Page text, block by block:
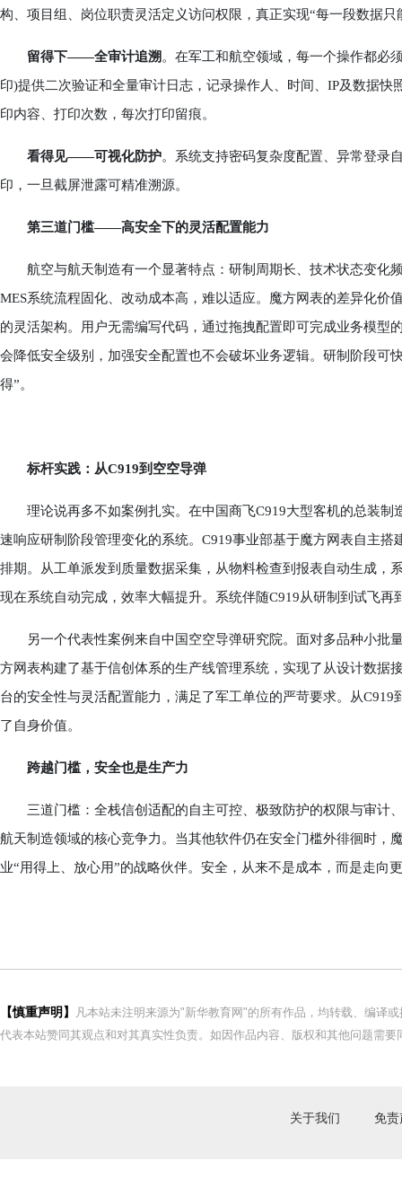
构、项目组、岗位职责灵活定义访问权限，真正实现“每一段数据只
留得下——全审计追溯 。在军工和航空领域，每一个操作都必
印)提供二次验证和全量审计日志，记录操作人、时间、IP及数据
印内容、打印次数，每次打印留痕。
看得见——可视化防护。系统支持密码复杂度配置、异常登录
印，一旦截屏泄露可精准溯源。
第三道门槛——高安全下的灵活配置能力
航空与航天制造有一个显著特点：研制周期长、技术状态变化
MES系统流程固化、改动成本高，难以适应。魔方网表的差异化
的灵活架构。用户无需编写代码，通过拖拽配置即可完成业务模
会降低安全级别，加强安全配置也不会破坏业务逻辑。研制阶段可
得”。
标杆实践：从C919到空空导弹
理论说再多不如案例扎实。在中国商飞C919大型客机的总装制
速响应研制阶段管理变化的系统。C919事业部基于魔方网表自主
排期。从工单派发到质量数据采集，从物料检查到报表自动生成，
现在系统自动完成，效率大幅提升。系统伴随C919从研制到试飞再
另一个代表性案例来自中国空空导弹研究院。面对多品种小批
方网表构建了基于信创体系的生产线管理系统，实现了从设计数据
台的安全性与灵活配置能力，满足了军工单位的严苛要求。从
了自身价值。
跨越门槛，安全也是生产力
三道门槛：全栈信创适配的自主可控、极致防护的权限与审计
航天制造领域的核心竞争力。当其他软件仍在安全门槛外徘徊时，
业“用得上、放心用”的战略伙伴。安全，从来不是成本，而是走向
【慎重声明】
凡本站未注明来源为"新华教育网"的所有作品，均转载、编译
代表本站赞同其观点和对其真实性负责。如因作品内容、版权和其他问题需
关于我们 免责